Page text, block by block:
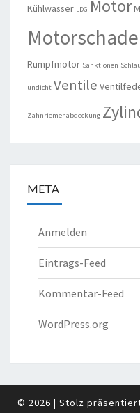
Kühlwasser LDG Motor
Rumpfmotor Sanktionen
undicht Ventile
Zahnriemenabdeckung
META
Anmelden
Eintrags-Feed
Kommentar-Feed
WordPress.org
© 2026 | Stolz